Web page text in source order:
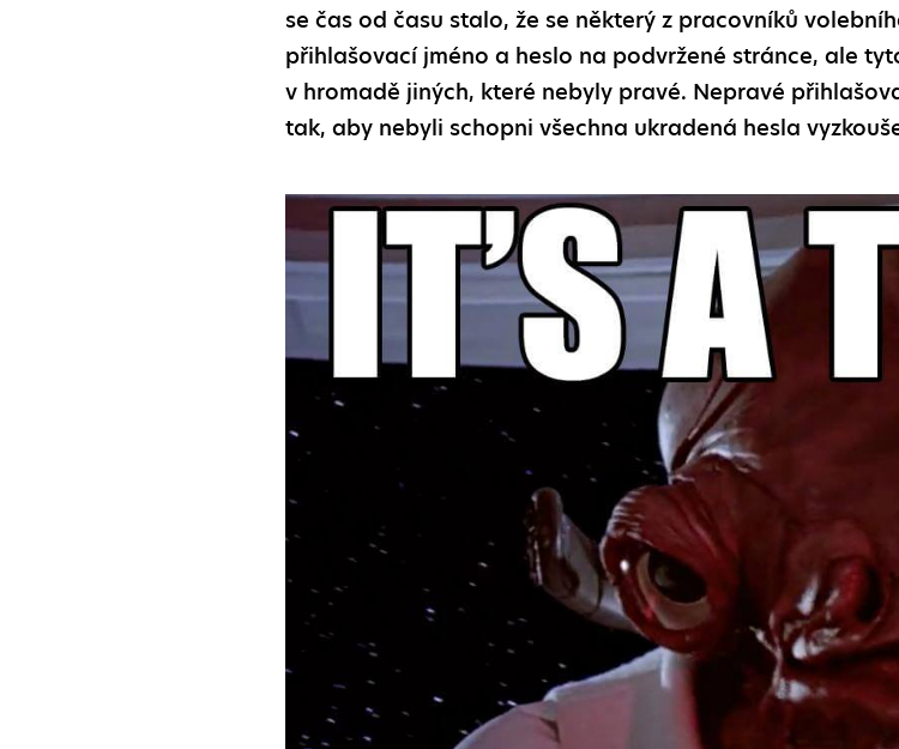
se čas od času stalo, že se některý z pracovníků
přihlašovací jméno a heslo na podvržené stránce, ale
v hromadě jiných, které nebyly pravé. Nepravé
tak, aby nebyli schopni všechna ukradená hesla